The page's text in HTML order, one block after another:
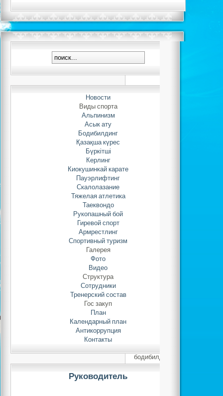
бодибилдинг, ауыр
асық ату, бүркітшілік
Новости
Виды спорта
Альпинизм
Асык ату
Бодибилдинг
Қазақша күрес
Бүркітші
Керлинг
Киокушинкай карате
Пауэрлифтинг
Скалолазание
Тяжелая атлетика
Таеквондо
Рукопашный бой
Гиревой спорт
Армрестлинг
Спортивный туризм
Галерея
Фото
Видео
Структура
Сотрудники
Тренерский состав
Гос закуп
План
Календарный план
Антикоррупция
Контакты
Руководитель